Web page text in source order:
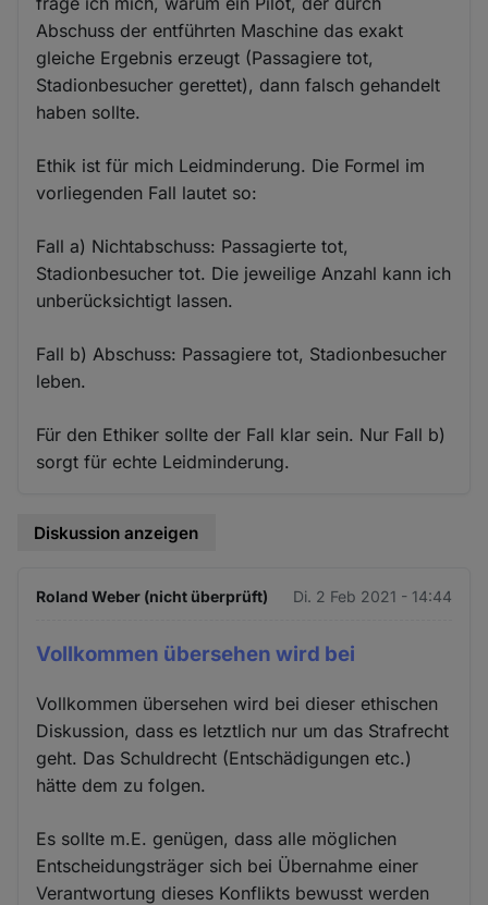
Abschuss der entführten Maschine das exakt
gleiche Ergebnis erzeugt (Passagiere tot,
Stadionbesucher gerettet), dann falsch gehandelt
haben sollte.
Ethik ist für mich Leidminderung. Die Formel im
vorliegenden Fall lautet so:
Fall a) Nichtabschuss: Passagierte tot,
Stadionbesucher tot. Die jeweilige Anzahl kann ich
unberücksichtigt lassen.
Fall b) Abschuss: Passagiere tot, Stadionbesucher
leben.
Für den Ethiker sollte der Fall klar sein. Nur Fall b)
sorgt für echte Leidminderung.
Diskussion anzeigen
Roland Weber (nicht überprüft) Di. 2 Feb 2021 - 14:44
Vollkommen übersehen wird bei
Vollkommen übersehen wird bei dieser ethischen
Diskussion, dass es letztlich nur um das Strafrecht
geht. Das Schuldrecht (Entschädigungen etc.)
hätte dem zu folgen.
Es sollte m.E. genügen, dass alle möglichen
Entscheidungsträger sich bei Übernahme einer
Verantwortung dieses Konflikts bewusst werden